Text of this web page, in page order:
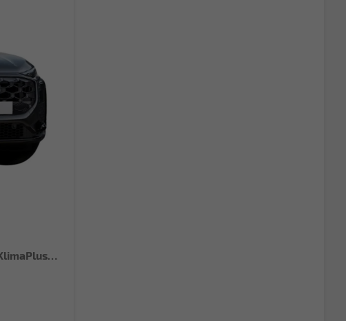
Sportback NEU TFSI quattro S line Tech+AHK+Alu19+LEDplus+KlimaPlus+ExtSchwarz